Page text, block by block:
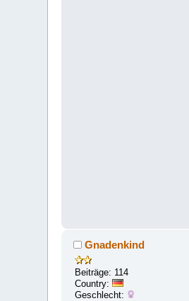
Gnadenkind
Beiträge: 114
Country:
Geschlecht: